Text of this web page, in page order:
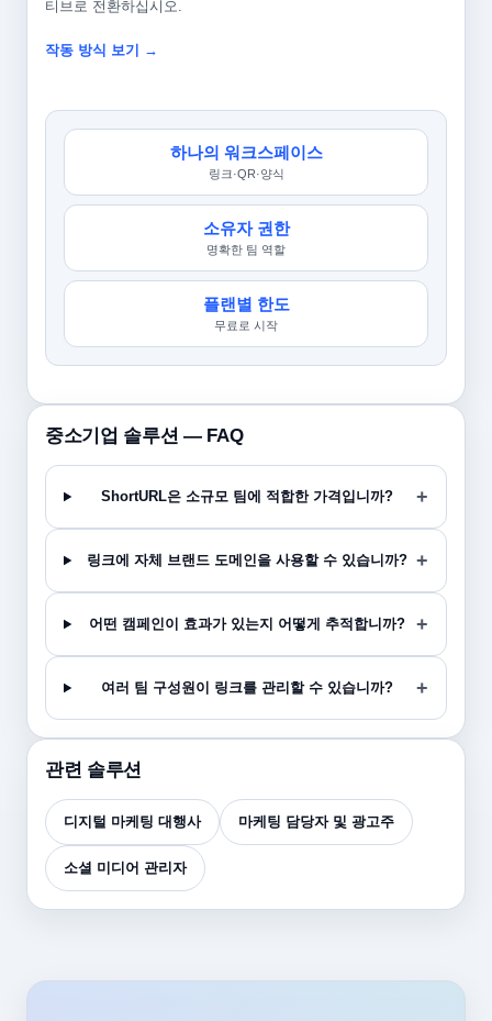
티브로 전환하십시오.
작동 방식 보기 →
하나의 워크스페이스
링크·QR·양식
소유자 권한
명확한 팀 역할
플랜별 한도
무료로 시작
중소기업 솔루션 — FAQ
ShortURL은 소규모 팀에 적합한 가격입니까?
링크에 자체 브랜드 도메인을 사용할 수 있습니까?
어떤 캠페인이 효과가 있는지 어떻게 추적합니까?
여러 팀 구성원이 링크를 관리할 수 있습니까?
관련 솔루션
디지털 마케팅 대행사 마케팅 담당자 및 광고주
소셜 미디어 관리자